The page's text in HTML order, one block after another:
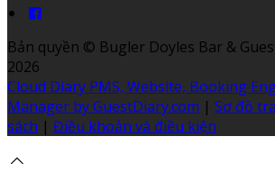
Bản quyền © Bugler Doyles Bar &
2026
Cloud Diary PMS, Website, Booking
Manager by GuestDiary.com | Sơ đồ
sách | Điều khoản và điều kiện